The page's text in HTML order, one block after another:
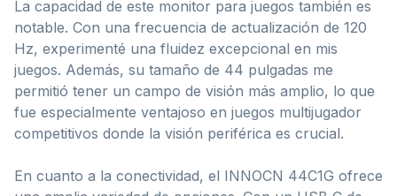
La capacidad de este monitor para juegos también es
notable. Con una frecuencia de actualización de 120
Hz, experimenté una fluidez excepcional en mis
juegos. Además, su tamaño de 44 pulgadas me
permitió tener un campo de visión más amplio, lo que
fue especialmente ventajoso en juegos multijugador
competitivos donde la visión periférica es crucial.
En cuanto a la conectividad, el INNOCN 44C1G ofrece